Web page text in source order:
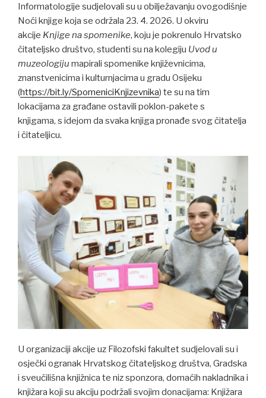
Informatologije sudjelovali su u obilježavanju ovogodišnje
Noći knjige koja se održala 23. 4. 2026. U okviru
akcije Knjige na spomenike, koju je pokrenulo Hrvatsko
čitateljsko društvo, studenti su na kolegiju Uvod u
muzeologiju mapirali spomenike književnicima,
znanstvenicima i kulturnjacima u gradu Osijeku
(https://bit.ly/SpomeniciKnjizevnika) te su na tim
lokacijama za građane ostavili poklon-pakete s
knjigama, s idejom da svaka knjiga pronađe svog čitatelja
i čitateljicu.
U organizaciji akcije uz Filozofski fakultet sudjelovali su i
osječki ogranak Hrvatskog čitateljskog društva, Gradska
i sveučilišna knjižnica te niz sponzora, domaćih nakladnika i
knjižara koji su akciju podržali svojim donacijama: Knjižara